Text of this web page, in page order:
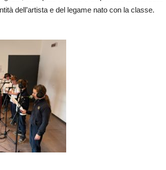
dell’artista e del legame nato con la classe.